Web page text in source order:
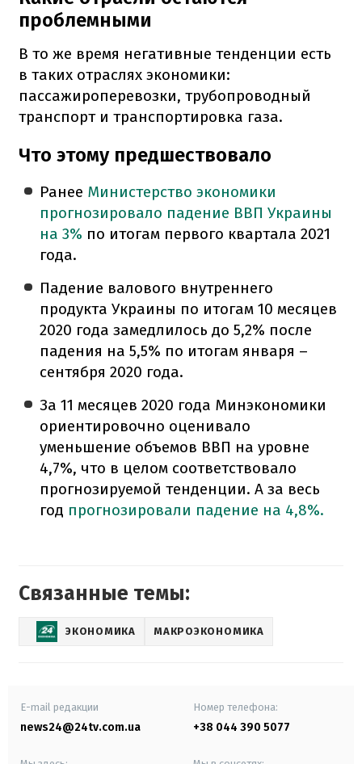
проблемными
В то же время негативные тенденции есть
в таких отраслях экономики:
пассажироперевозки, трубопроводный
транспорт и транспортировка газа.
Что этому предшествовало
Ранее Министерство экономики
прогнозировало падение ВВП Украины
на 3% по итогам первого квартала 2021
года.
Падение валового внутреннего
продукта Украины по итогам 10 месяцев
2020 года замедлилось до 5,2% после
падения на 5,5% по итогам января –
сентября 2020 года.
За 11 месяцев 2020 года Минэкономики
ориентировочно оценивало
уменьшение объемов ВВП на уровне
4,7%, что в целом соответствовало
прогнозируемой тенденции. А за весь
год прогнозировали падение на 4,8%.
Связанные темы:
ЭКОНОМИКА МАКРОЭКОНОМИКА
E-mail редакции
news24@24tv.com.ua
Номер телефона:
+38 044 390 5077